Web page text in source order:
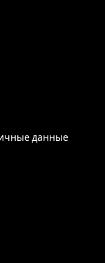
данные